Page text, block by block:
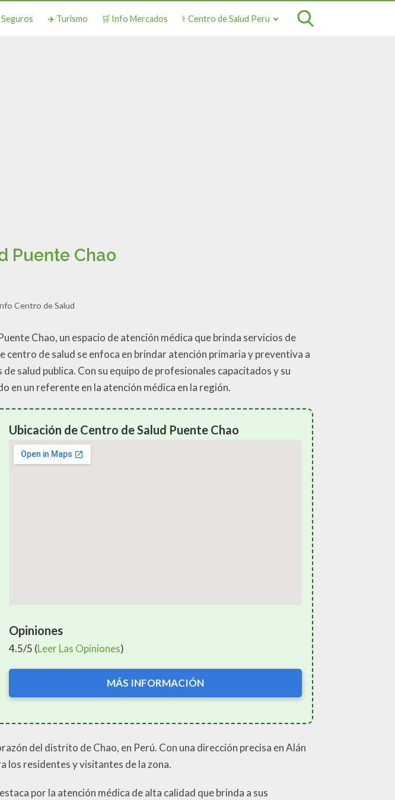
Seguros ✈️ Turismo 🛒 Info Mercados ⚕️ Centro de Salud Peru
Puente Chao
Centro de Salud
Chao, un espacio de atención médica que brinda servicios de
centro de salud se enfoca en brindar atención primaria y preventiva a
salud publica. Con su equipo de profesionales capacitados y su
en un referente en la atención médica en la región.
Ubicación de Centro de Salud Puente Chao
Opiniones
4.5/5 (Leer Las Opiniones)
MÁS INFORMACIÓN
del distrito de Chao, en Perú. Con una dirección precisa en Alán
los residentes y visitantes de la zona.
por la atención médica de alta calidad que brinda a sus